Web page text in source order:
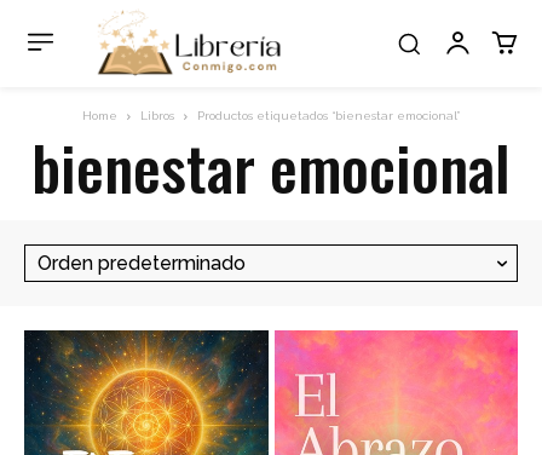
Home Libros Productos etiquetados “bienestar emocional”
bienestar emocional